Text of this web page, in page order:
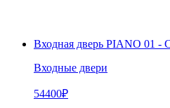
Входная дверь PIANO 01 -
Входные двери
54400₽